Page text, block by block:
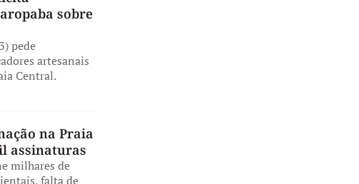
sobre
pede
artesanais
Central.
na Praia
assinaturas
milhares de
falta de